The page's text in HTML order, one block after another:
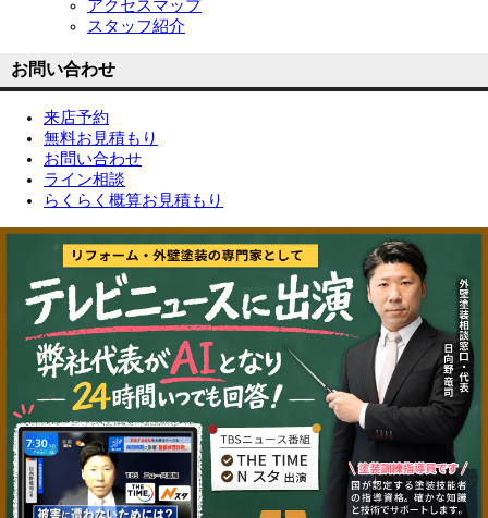
アクセスマップ
スタッフ紹介
お問い合わせ
来店予約
無料お見積もり
お問い合わせ
ライン相談
らくらく概算お見積もり